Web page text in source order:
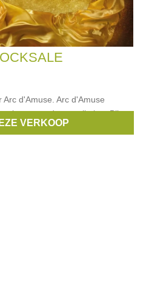
d'Amuse. Arc d'Amuse
en cadeau-artikelen. Bij
-50% korting.
VERKOOP